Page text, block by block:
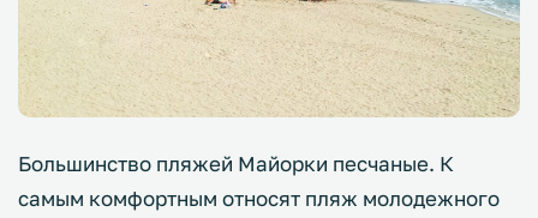
Большинство пляжей Майорки песчаные. К
самым комфортным относят пляж молодежного